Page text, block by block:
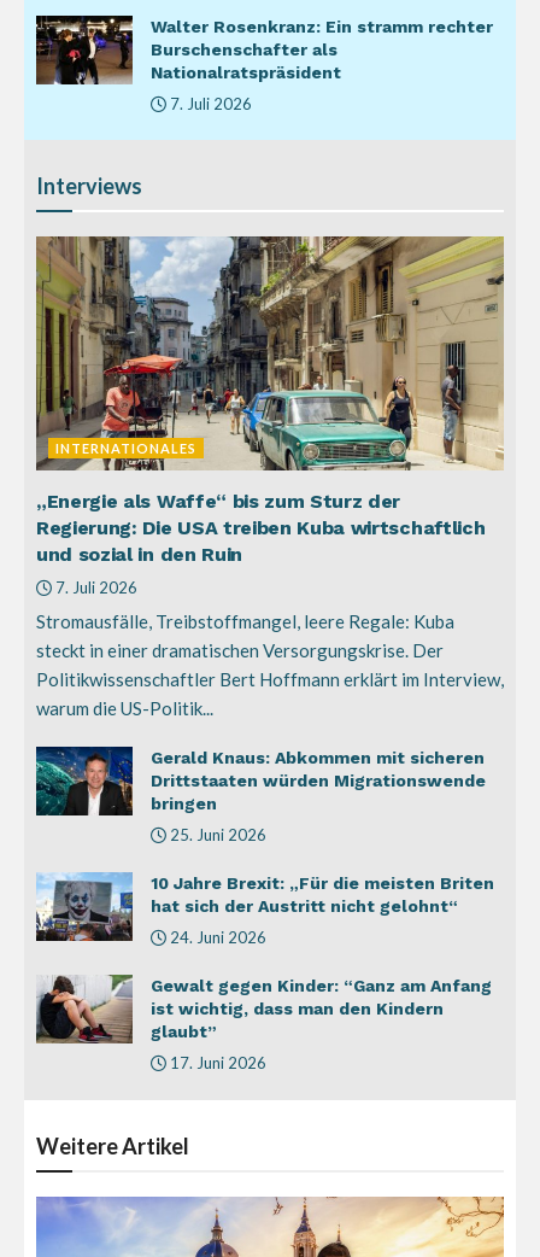
Walter Rosenkranz: Ein stramm rechter
Burschenschafter als
Nationalratspräsident
7. Juli 2026
Interviews
INTERNATIONALES
„Energie als Waffe“ bis zum Sturz der
Regierung: Die USA treiben Kuba wirtschaftlich
und sozial in den Ruin
7. Juli 2026
Stromausfälle, Treibstoffmangel, leere Regale: Kuba
steckt in einer dramatischen Versorgungskrise. Der
Politikwissenschaftler Bert Hoffmann erklärt im Interview,
warum die US-Politik...
Gerald Knaus: Abkommen mit sicheren
Drittstaaten würden Migrationswende
bringen
25. Juni 2026
10 Jahre Brexit: „Für die meisten Briten
hat sich der Austritt nicht gelohnt“
24. Juni 2026
Gewalt gegen Kinder: “Ganz am Anfang
ist wichtig, dass man den Kindern
glaubt”
17. Juni 2026
WeitereArtikel